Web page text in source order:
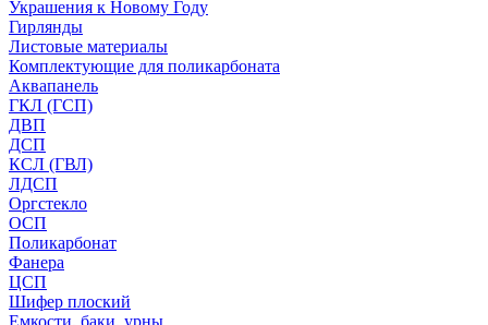
Украшения к Новому Году
Гирлянды
Листовые материалы
Комплектующие для поликарбоната
Аквапанель
ГКЛ (ГСП)
ДВП
ДСП
КСЛ (ГВЛ)
ЛДСП
Оргстекло
ОСП
Поликарбонат
Фанера
ЦСП
Шифер плоский
Емкости, баки, урны